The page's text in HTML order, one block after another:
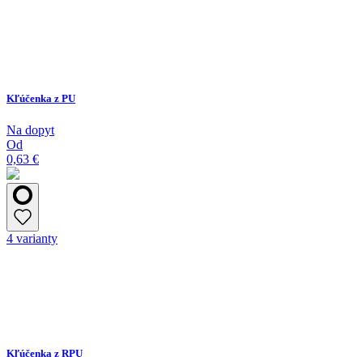
Kľúčenka z PU
Na dopyt
Od
0,63 €
4 varianty
Kľúčenka z RPU